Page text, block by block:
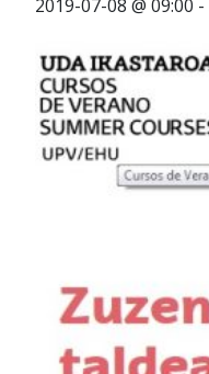
2019-07-08 @ 09:00 -